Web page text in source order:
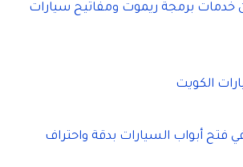
خدمات برمجة ريموت ومفاتيح سيارات
الكويت
في فتح أبواب السيارات بدقة واحتراف